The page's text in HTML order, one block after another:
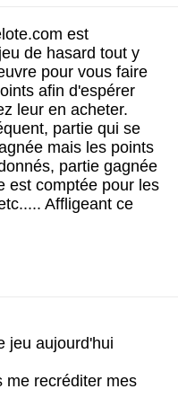
est
de hasard tout y
pour vous faire
afin d'espérer
leur en acheter.
partie qui se
mais les points
partie gagnée
est comptée pour les
Affligeant ce
jeu aujourd'hui
me recréditer mes